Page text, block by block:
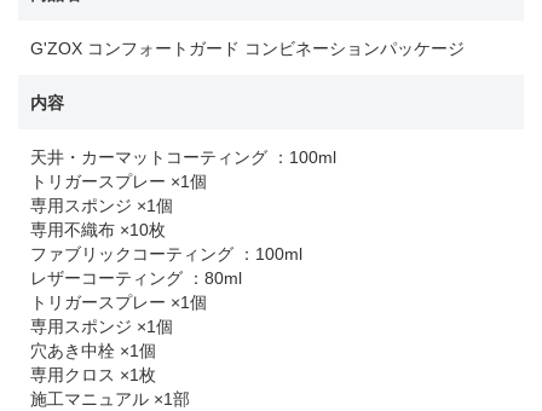
G'ZOX コンフォートガード コンビネーションパッケージ
内容
天井・カーマットコーティング ：100ml
トリガースプレー ×1個
専用スポンジ ×1個
専用不織布 ×10枚
ファブリックコーティング ：100ml
レザーコーティング ：80ml
トリガースプレー ×1個
専用スポンジ ×1個
穴あき中栓 ×1個
専用クロス ×1枚
施工マニュアル ×1部